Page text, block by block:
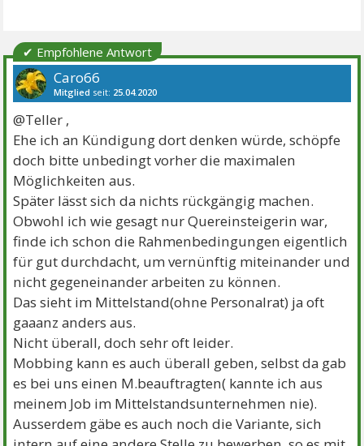
✔ Empfohlene Antwort
Caro66
Mitglied seit: 25.04.2020
@Teller ,
Ehe ich an Kündigung dort denken würde, schöpfe
doch bitte unbedingt vorher die maximalen
Möglichkeiten aus.
Später lässt sich da nichts rückgängig machen.
Obwohl ich wie gesagt nur Quereinsteigerin war,
finde ich schon die Rahmenbedingungen eigentlich
für gut durchdacht, um vernünftig miteinander und
nicht gegeneinander arbeiten zu können.
Das sieht im Mittelstand(ohne Personalrat) ja oft
gaaanz anders aus.
Nicht überall, doch sehr oft leider.
Mobbing kann es auch überall geben, selbst da gab
es bei uns einen M.beauftragten( kannte ich aus
meinem Job im Mittelstandsunternehmen nie).
Ausserdem gäbe es auch noch die Variante, sich